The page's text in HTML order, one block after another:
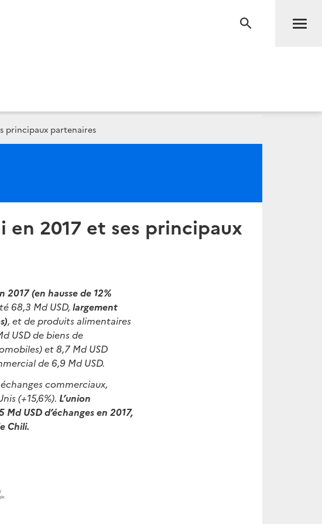
RECHERCHE
principaux partenaires
2017 et ses principaux
(en hausse de 12%
68,3 Md USD, largement
, et de produits alimentaires
USD de biens de
et 8,7 Md USD
de 6,9 Md USD.
commerciaux,
(+15,6%). L’union
USD d’échanges en 2017,
Chili.